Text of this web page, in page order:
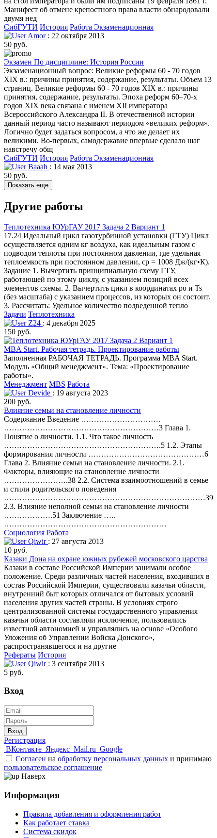
Манифест об отмене крепостного права власти обнародовали
двумя нед
СибГУТИ История Работа Экзаменационная
Amor : 22 октября 2013
50 руб.
Экзамен По дисциплине: История России
Экзаменационный вопрос: Великие реформы 60 - 70 годов
XIX в.: причины принятия, содержание, результаты. Объем 13
страниц. Великие реформы 60 - 70 годов XIX в.: причины
принятия, содержание, результаты. Эпоха реформ 60–70-х
годов XIX века связана с именем XII императора
Всероссийского Александра II. В отечественной истории
данный период часто называют периодом «великих реформ».
Логично будет задаться вопросом, а что же делает их
великими. Во-первых, самодержавие впервые сделало шаг
навстречу общ
СибГУТИ История Работа Экзаменационная
Baaah : 14 мая 2013
50 руб.
Показать еще
Другие работы
Теплотехника ЮУрГАУ 2017 Задача 2 Вариант 1
17.24 Идеальный цикл газотурбинной установки (ГТУ) Цикл
осуществляется одним кг воздуха, как идеальным газом с
подводом теплоты при постоянном давлении, где удельная
теплоемкость при постоянном давлении, ср = 1008 Дж/(кг•К).
Задание 1. Вычертить принципиальную схему ГТУ,
работающей по этому циклу, с указанием позиций всех
элементов схемы. 2. Вычертить цикл в координатах рυ и Ts
(без масштаба) с указанием процессов, из которых он состоит.
3. Рассчитать: Удельное количество подведенной тепло
Задачи Теплотехника
Z24 : 4 декабря 2025
150 руб.
MBA Start. Рабочая тетрадь. Проектирование работы
Заполненная РАБОЧАЯ ТЕТРАДЬ. Программа MBA Start.
Модуль «Общий менеджмент». Тема: «Проектирование
работы».
Менеджмент MBS Работа
Devide : 19 августа 2023
200 руб.
Влияние семьи на становление личности
Содержание Введение ………………………….
……………………………………………………3 Глава 1.
Понятие о личности. 1.1. Что такое личность
…………………………………………………….5 1.2. Этапы
формирования личности ………………………………………6
Глава 2. Влияние семьи на становление личности. 2.1.
Факторы, влияющие на становление личности
…………………….38 2.2. Система взаимоотношений в семье
и стили родительского поведения
……………………………………………………………………39
2.3. Влияние неполной семьи на становление личности
……………….51 Заключение …..
………………………………………………………
Социология Работа
Qiwir : 27 августа 2013
10 руб.
Казаки Дона на охране южных рубежей московского царства
Казаки в составе Российской Империи занимали особое
положение. Среди различных частей населения, входивших в
состав Российской Империи, существовали казачьи области,
внутренний быт которых отличался от бытовых условий
населения других частей страны. В условиях строго
централизованной системы государственного управления
казачьи области составляли исключение, пользовались
известной автономией и управлялись на основе «Особого
Уложения об Управлении Войска Донского»,
распространявшегося и на другие
Рефераты История
Qiwir : 3 сентября 2013
5 руб.
Вход
Вход
Регистрация
ВКонтакте Яндекс Mail.ru Google
Согласен на обработку персональных данных и принимаю
пользовательское соглашение
Наверх
Информация
Правила добавления и оформления работ
Как работает ставка
Система скидок